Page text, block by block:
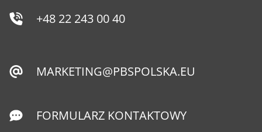
+48 22 243 00 40
MARKETING@PBSPOLSKA.EU
FORMULARZ KONTAKTOWY